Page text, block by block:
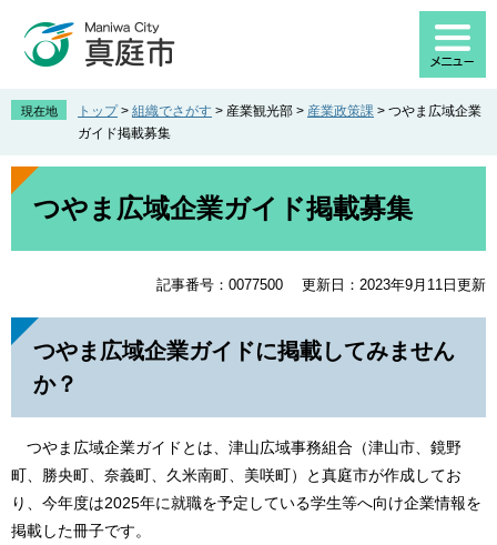
先
。
を
て
現在地 トップ > 組織でさがす > 産業観光部 > 産業政策課 > つやま広域企業
ガイド掲載募集
本
つやま広域企業ガイド掲載募集
記事番号：0077500 更新日：2023年9月11日更新
つやま広域企業ガイドに掲載してみません
か？
つやま広域企業ガイドとは、津山広域事務組合（津山市、鏡野
町、勝央町、奈義町、久米南町、美咲町）と真庭市が作成してお
り、今年度は2025年に就職を予定している学生等へ向け企業情報を
掲載した冊子です。